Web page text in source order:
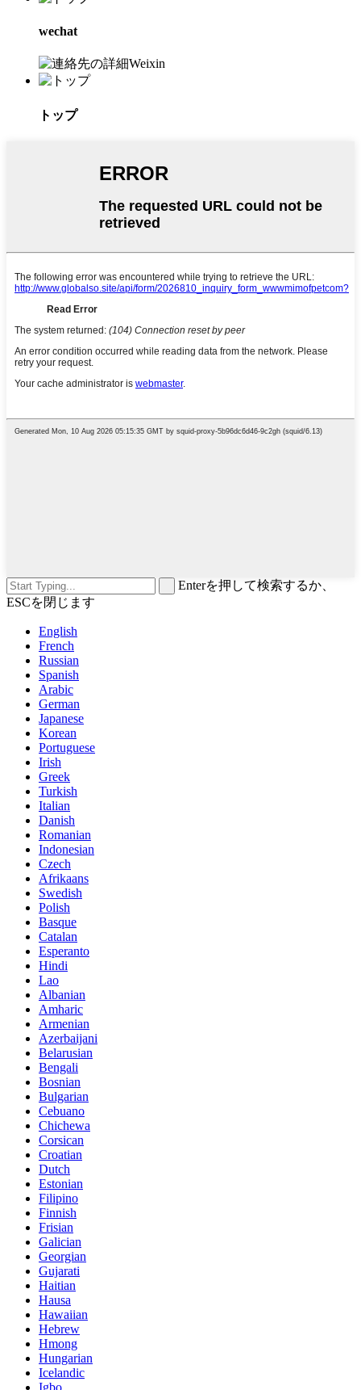
wechat
トップ
Enterを押して検索するか、
ESCを閉じます
English
French
Russian
Spanish
Arabic
German
Japanese
Korean
Portuguese
Irish
Greek
Turkish
Italian
Danish
Romanian
Indonesian
Czech
Afrikaans
Swedish
Polish
Basque
Catalan
Esperanto
Hindi
Lao
Albanian
Amharic
Armenian
Azerbaijani
Belarusian
Bengali
Bosnian
Bulgarian
Cebuano
Chichewa
Corsican
Croatian
Dutch
Estonian
Filipino
Finnish
Frisian
Galician
Georgian
Gujarati
Haitian
Hausa
Hawaiian
Hebrew
Hmong
Hungarian
Icelandic
Igbo